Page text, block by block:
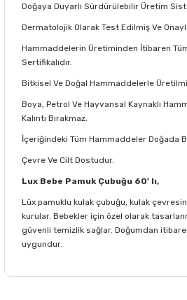
Doğaya Duyarlı Sürdürülebilir Üretim
Dermatolojik Olarak Test Edilmiş Ve
Hammaddelerin Üretiminden İtibaren
Sertifikalıdır.
Bitkisel Ve Doğal Hammaddelerle
Boya, Petrol Ve Hayvansal Kaynaklı
Kalıntı Bırakmaz.
İçeriğindeki Tüm Hammaddeler Doğada
Çevre Ve Cilt Dostudur.
Lux Bebe Pamuk Çubuğu 60' lı,
Lüx pamuklu kulak çubuğu, kulak
kurular. Bebekler için özel olarak
güvenli temizlik sağlar. Doğumdan
uygundur.